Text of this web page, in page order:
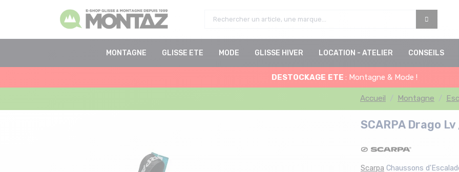
MONTAGNE GLISSE ETE MODE GLISSE HIVER LOCATION - ATELIER CONSEILS
DESTOCKAGE ETE : Montagne & Mode !
Accueil Montagne
SCARPA Drago
Scarpa Chaussons